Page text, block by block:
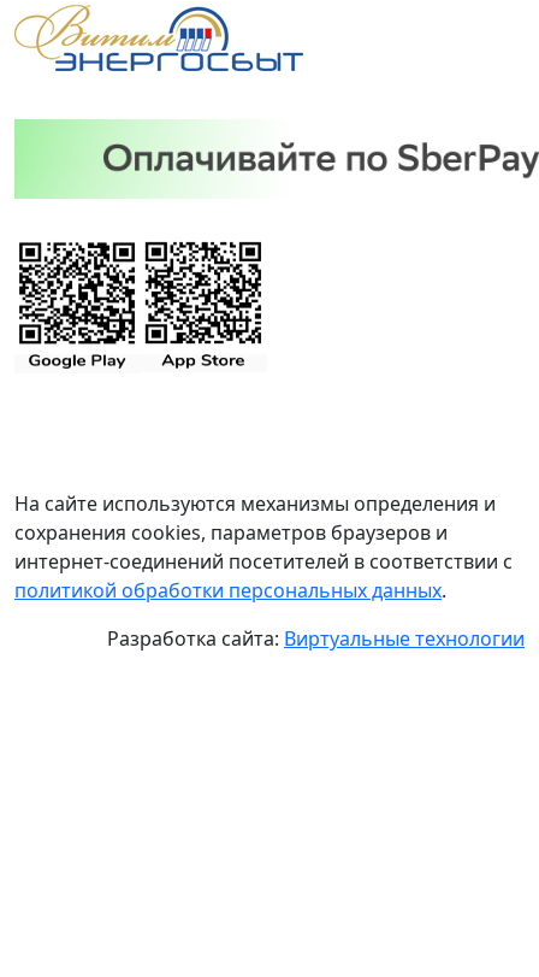
На сайте используются механизмы определения и
сохранения cookies, параметров браузеров и
интернет-соединений посетителей в соответствии с
политикой обработки персональных данных.
Разработка сайта: Виртуальные технологии